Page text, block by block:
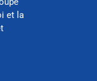
et la